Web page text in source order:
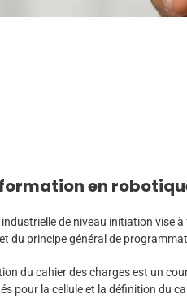
en
de niveau initiation vise
du principe général de
du cahier des charges est un
pour la cellule et la définition du